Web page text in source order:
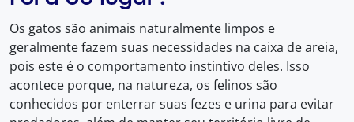
Os gatos são animais naturalmente limpos e
geralmente fazem suas necessidades na caixa de areia,
pois este é o comportamento instintivo deles. Isso
acontece porque, na natureza, os felinos são
conhecidos por enterrar suas fezes e urina para evitar